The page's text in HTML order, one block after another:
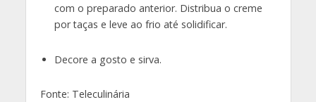
com o preparado anterior. Distribua o creme
por taças e leve ao frio até solidificar.
Decore a gosto e sirva.
Fonte: Teleculinária